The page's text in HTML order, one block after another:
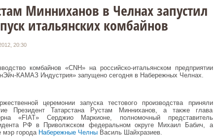
Минниханов в Челнах запустил
итальянских комбайнов
20:30
комбайнов «CNH» на российско-итальянском предприятии
КАМАЗ Индустрия» запущено сегодня в Набережных Челнах.
церемонии запуска тестового производства приняли
Президент Татарстана Рустам Минниханов, а также глава
«FIAT» Серджио Маркионе, полномочный представитель
РФ в Приволжском федеральном округе Михаил Бабич, а
мэр города Набережные ЧелныВасиль Шайхразиев.